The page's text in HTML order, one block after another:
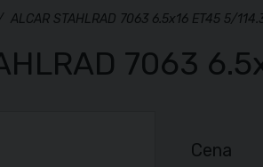
ALCAR STAHLRAD 7063 6.5x16 ET45 5/
7063
Cena